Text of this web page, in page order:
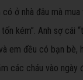
ở nhà đâu mà
kém”. Anh sợ cái
em đều có bạn bè,
các cháu vào ngày